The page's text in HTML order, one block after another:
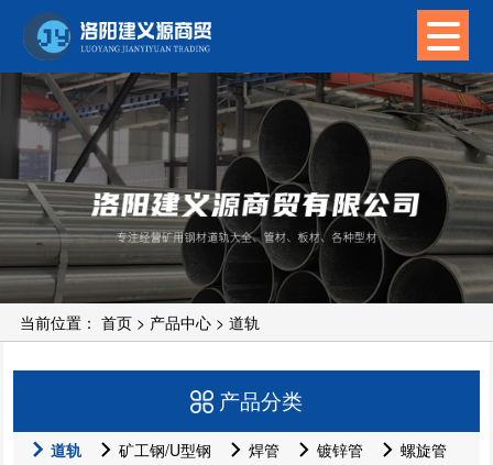
当前位置： 首页> 产品中心> 道轨
产品分类
道轨 矿工钢/U型钢 焊管 镀锌管
螺旋管